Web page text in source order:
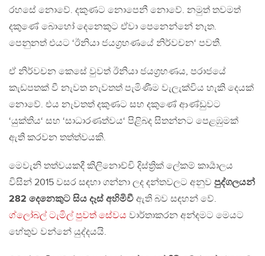
රහසේ නොවේ. දකුණට නොපෙනී නොවේ. නමුත් තවමත්
දකුණේ බොහෝ දෙනෙකුට ඒවා පෙනෙන්නේ නැත.
පෙනුනත් එයට ‘ඊනියා ජයග්‍රහණයේ නිර්වචන‘ පවතී.
ඒ නිර්වචන කෙසේ වුවත් ඊනියා ජයග්‍රහණය, පරාජයේ
කැඩපතක් වී නැවත නැවතත් පැමිණීම වැලැක්විය හැකි දෙයක්
නොවේ. එය නැවතත් දකුණට සහ දකුණේ ආණ්ඩුවට
‘යුක්තිය‘ සහ ‘සාධාරණත්වය‘ පිළිබද සිතන්නට පෙළඹුමක්
ඇති කරවන තත්ත්වයකි.
මෙවැනි තත්වයකදී කිලිනොච්චි දිස්ත්‍රික් ලේකම් කාර්‍යාලය
විසින් 2015 වසර සඳහා ගන්නා ලද දන්තවලට අනුව පුද්ගලයන්
282 දෙනෙකුට සිය දෑස් අහිමිවී ඇති බව සඳහන් වේ.
ග්ලෝබල් ටැමිල් පුවත් සේවය වාර්තාකරන අන්දමට මෙයට
හේතුව වන්නේ යුද්දයයි.